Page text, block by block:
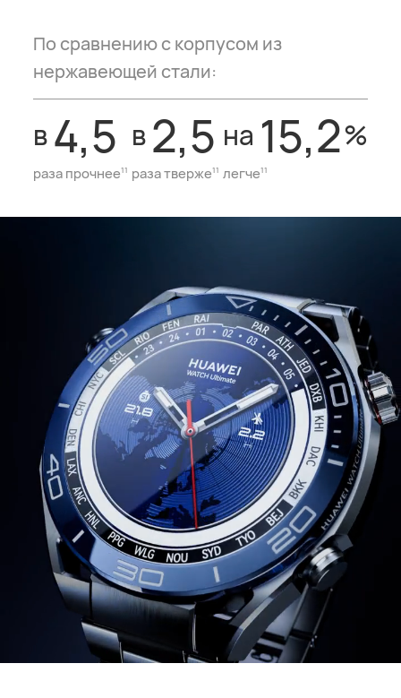
По сравнению с корпусом из
нержавеющей стали:
в4,5
раза прочнее11
в2,5
раза тверже11
на 15,2%
легче11